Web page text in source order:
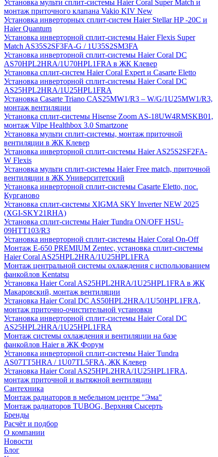
Установка мульти сплит-системы Haier Coral Super Match и
монтаж приточного клапана Vakio KIV New
Установка инверторных сплит-систем Haier Stellar HP -20С и
Haier Quantum
Установка инверторной сплит-системы Haier Flexis Super
Match AS35S2SF3FA-G / 1U35S2SM3FA
Установка инверторной сплит-системы Haier Coral DC
AS70HPL2HRA/1U70HPL1FRA в ЖК Клевер
Установка сплит-систем Haier Coral Expert и Casarte Eletto
Установка инверторной сплит-системы Haier Coral DC
AS25HPL2HRA/1U25HPL1FRA
Установка Casarte Triano CAS25MW1/R3 – W/G/1U25MW1/R3,
монтаж вентиляции
Установка сплит-системы Hisense Zoom AS-18UW4RMSKB01,
монтаж Vilpe Healthbox 3.0 Smartzone
Установка мульти сплит-системы, монтаж приточной
вентиляции в ЖК Клевер
Установка инверторной сплит-системы Haier AS25S2SF2FA-
W Flexis
Установка мульти сплит-системы Haier Free match, приточной
вентиляции в ЖК Университетский
Установка инверторной сплит-системы Casarte Eletto, пос.
Курганово
Установка сплит-системы XIGMA SKY Inverter NEW 2025
(XGI-SKY21RHA)
Установка сплит-системы Haier Tundra ON/OFF HSU-
09HTT103/R3
Установка инверторной сплит-системы Haier Coral On-Off
Монтаж E-650 PREMIUM Zentec, установка сплит-системы
Haier Coral AS25HPL2HRA/1U25HPL1FRA
Монтаж центральной системы охлаждения с использованием
фанкойлов Kentatsu
Установка Haier Coral AS25HPL2HRA/1U25HPL1FRA в ЖК
Макаровский, монтаж вентиляции
Установка Haier Coral DC AS50HPL2HRA/1U50HPL1FRA,
монтаж приточно-очистительной установки
Установка инверторной сплит-системы Haier Coral DC
AS25HPL2HRA/1U25HPL1FRA
Монтаж системы охлаждения и вентиляции на базе
фанкойлов Haier в ЖК Форум
Установка инверторной сплит-системы Haier Tundra
AS07TT5HRA / 1U07TL5FRA, ЖК Клевер
Установка Haier Coral AS25HPL2HRA/1U25HPL1FRA,
монтаж приточной и вытяжной вентиляции
Сантехника
Монтаж радиаторов в мебельном центре "Эма"
Монтаж радиаторов TUBOG, Верхняя Сысерть
Бренды
Расчёт и подбор
О компании
Новости
Блог